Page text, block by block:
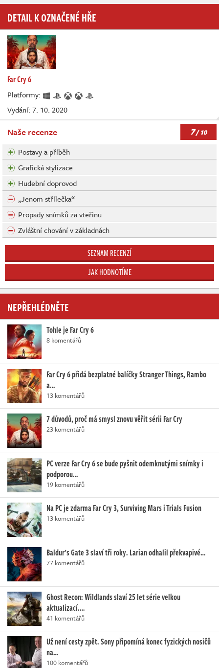
DETAIL K OZNAČENÉ HŘE
Far Cry 6
Platformy:
Vydání: 7. 10. 2020
Naše recenze 7/ 10
Postavy a příběh
Grafická stylizace
Hudební doprovod
„Jenom střílečka“
Propady snímků za vteřinu
Zvláštní chování v základnách
SEZNAM RECENZÍ
JAK HODNOTÍME
NEPŘEHLÉDNĚTE
Tohle je Far Cry 6
8 komentářů
Far Cry 6 přidá bezplatné balíčky Stranger Things, Rambo
a…
13 komentářů
7 důvodů, proč má smysl znovu věřit sérii Far Cry
23 komentářů
PC verze Far Cry 6 se bude pyšnit odemknutými snímky i
podporou…
19 komentářů
Na PC je zdarma Far Cry 3, Surviving Mars i Trials Fusion
13 komentářů
Baldur's Gate 3 slaví tři roky. Larian odhalil překvapivé…
77 komentářů
Ghost Recon: Wildlands slaví 25 let série velkou
aktualizací.…
41 komentářů
Už není cesty zpět. Sony připomíná konec fyzických nosičů
na…
100 komentářů